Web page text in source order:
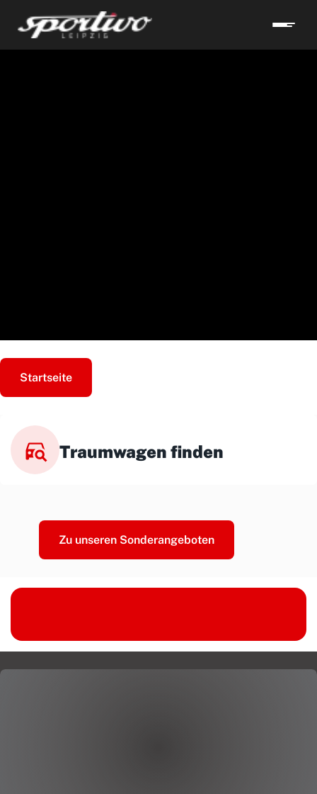
Startseite
Traumwagen finden
Zu unseren Sonderangeboten